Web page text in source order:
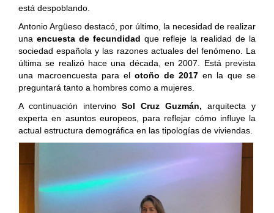
está despoblando.
Antonio Argüeso destacó, por último, la necesidad de realizar
una encuesta de fecundidad que refleje la realidad de la
sociedad española y las razones actuales del fenómeno. La
última se realizó hace una década, en 2007. Está prevista
una macroencuesta para el otoño de 2017 en la que se
preguntará tanto a hombres como a mujeres.
A continuación intervino Sol Cruz Guzmán, arquitecta y
experta en asuntos europeos, para reflejar cómo influye la
actual estructura demográfica en las tipologías de viviendas.